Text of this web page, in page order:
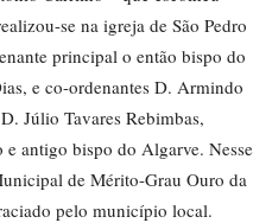
se na igreja de São Pedro
principal o então bispo do
e co-ordenantes D. Armindo
Júlio Tavares Rebimbas,
antigo bispo do Algarve. Nesse
de Mérito-Grau Ouro da
pelo município local.